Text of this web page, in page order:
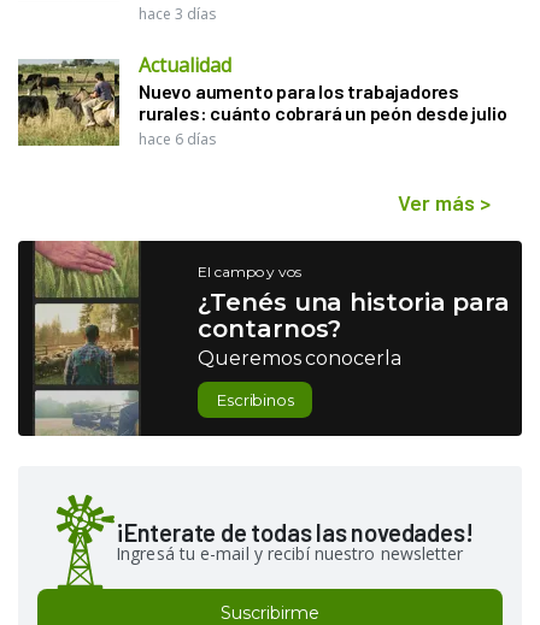
hace 3 días
Actualidad
Nuevo aumento para los trabajadores
rurales: cuánto cobrará un peón desde julio
hace 6 días
Ver más >
El campo y vos
¿Tenés una historia para
contarnos?
Queremos conocerla
Escribinos
¡Enterate de todas las novedades!
Ingresá tu e-mail y recibí nuestro newsletter
Suscribirme